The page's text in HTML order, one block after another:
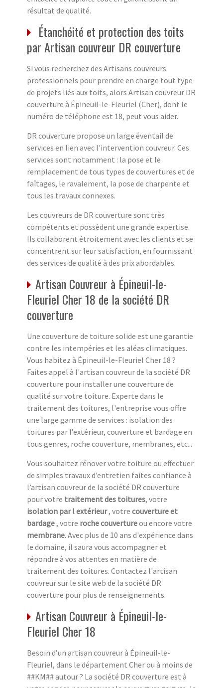
résultat de qualité.
Étanchéité et protection des toits
par Artisan couvreur DR couverture
Si vous recherchez des Artisans couvreurs
professionnels pour prendre en charge tout type
de projets liés aux toits, alors Artisan couvreur DR
couverture à Épineuil-le-Fleuriel (Cher), dont le
numéro de téléphone est 18, peut vous aider.
DR couverture propose un large éventail de
services en lien avec l'intervention couvreur. Ces
services sont notamment : la pose et le
remplacement de tous types de couvertures et de
faîtages, le ravalement, la pose de charpente et
tous les travaux connexes.
Les couvreurs de DR couverture sont très
compétents et possèdent une grande expertise.
Ils collaborent étroitement avec les clients et se
concentrent sur leur satisfaction, en fournissant
des services de qualité à des prix abordables.
Artisan Couvreur à Épineuil-le-
Fleuriel Cher 18 de la société DR
couverture
Une couverture de toiture solide est une garantie
contre les intempéries et les aléas climatiques.
Vous habitez à Épineuil-le-Fleuriel Cher 18 ?
Faites appel à l'artisan couvreur de la société DR
couverture pour installer une couverture de
qualité sur votre toiture. Experte dans le
traitement des toitures, l'entreprise vous offre
une large gamme de services : isolation des
toitures par l’extérieur, couverture et bardage en
tous genres, roche couverture, membranes, etc...
Vous souhaitez rénover votre toiture ou effectuer
de simples travaux d’entretien faites confiance à
l’artisan couvreur de la société DR couverture
pour votre traitement des toitures, votre
isolation par l extérieur, votre couverture et
bardage, votre roche couvertureou encore votre
membrane. Avec plus de 10 ans d'expérience dans
le domaine, il saura vous accompagner et
répondre à vos attentes en matière de
traitement des toitures. Contactez l'artisan
couvreur sur le site web de la société DR
couverture pour plus de renseignements.
Artisan Couvreur à Épineuil-le-
Fleuriel Cher 18
Besoin d’un artisan couvreur à Épineuil-le-
Fleuriel, dans le département Cher ou à moins de
##KM## autour ? La société DR couverture est à